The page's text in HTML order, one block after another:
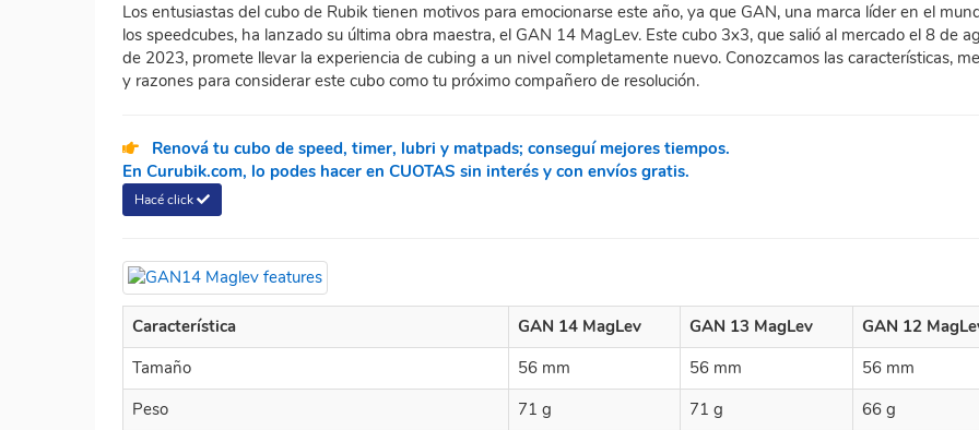
Los entusiastas del cubo de Rubik tienen motivos para emocionarse este año, ya que GAN, una marca líder en el
los speedcubes, ha lanzado su última obra maestra, el GAN 14 MagLev. Este cubo 3x3, que salió al mercado el 8 de
de 2023, promete llevar la experiencia de cubing a un nivel completamente nuevo. Conozcamos las características,
y razones para considerar este cubo como tu próximo compañero de resolución.
Renová tu cubo de speed, timer, lubri y matpads; conseguí mejores tiempos.
En Curubik.com, lo podes hacer en CUOTAS sin interés y con envíos gratis.
Hacé click
Característica GAN 14 MagLev GAN 13 MagLev
GAN 12
Tamaño
56 mm 56 mm
56 mm
Peso
71 g 71 g
66 g